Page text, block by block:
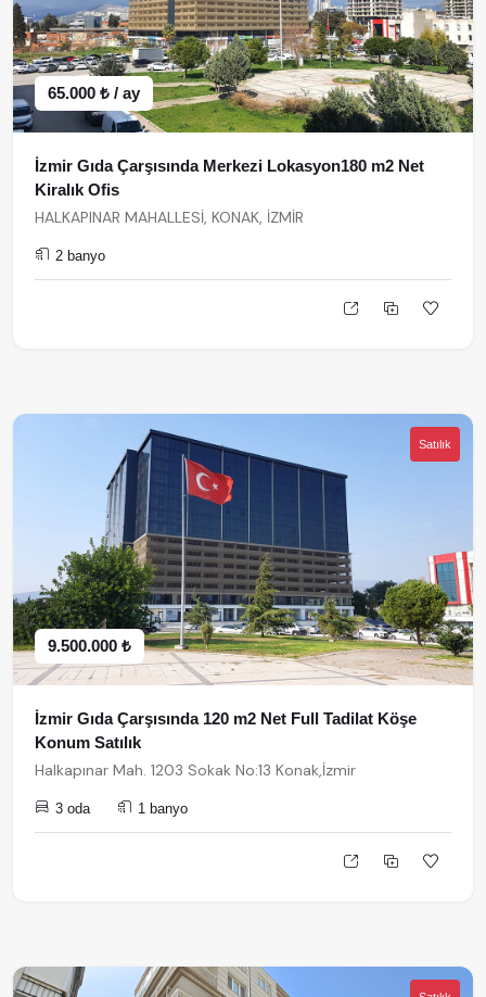
65.000 ₺ / ay
İzmir Gıda Çarşısında Merkezi Lokasyon180 m2 Net
Kiralık Ofis
HALKAPINAR MAHALLESİ, KONAK, İZMİR
2 banyo
Satılık
9.500.000 ₺
İzmir Gıda Çarşısında 120 m2 Net Full Tadilat Köşe
Konum Satılık
Halkapınar Mah. 1203 Sokak No:13 Konak,İzmir
3 oda 1 banyo